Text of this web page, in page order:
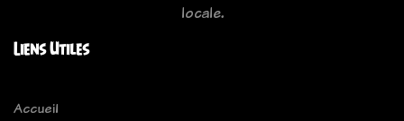
locale.
Liens Utiles
Accueil